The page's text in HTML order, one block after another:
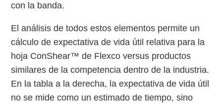
con la banda.
El análisis de todos estos elementos permite un
cálculo de expectativa de vida útil relativa para la
hoja ConShear™ de Flexco versus productos
similares de la competencia dentro de la industria.
En la tabla a la derecha, la expectativa de vida útil
no se mide como un estimado de tiempo, sino